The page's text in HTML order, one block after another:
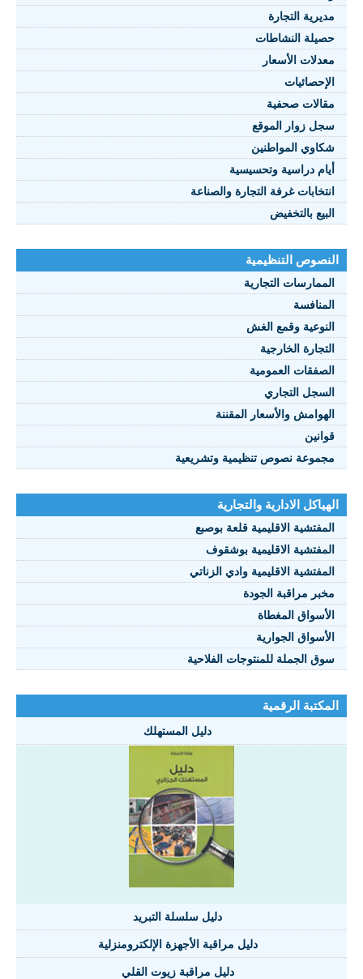
النصوص 2021
FRANÇAIS
مديرية التجارة
حصيلة النشاطات
معدلات الأسعار
الإحصائيات
مقالات صحفية
سجل زوار الموقع
شكاوي المواطنين
أيام دراسية وتحسيسية
انتخابات غرفة التجارة والصناعة
البيع بالتخفيض
النصوص التنظيمية
الممارسات التجارية
المنافسة
النوعية وقمع الغش
التجارة الخارجية
الصفقات العمومية
السجل التجاري
الهوامش والأسعار المقننة
قوانين
مجموعة نصوص تنظيمية وتشريعية
الهياكل الادارية والتجارية
المفتشية الاقليمية قلعة بوصبع
المفتشية الاقليمية بوشقوف
المفتشية الاقليمية وادي الزناتي
مخبر مراقبة الجودة
الأسواق المغطاة
الأسواق الجوارية
سوق الجملة للمنتوجات الفلاحية
المكتبة الرقمية
دليل المستهلك
دليل سلسلة التبريد
دليل مراقبة الأجهزة الإلكترومنزلية
دليل مراقبة زيوت القلي